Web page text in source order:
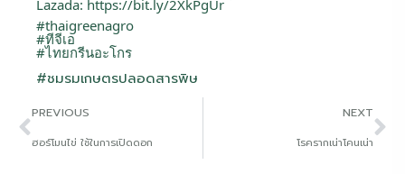
Lazada: https://bit.ly/2XkPgUr
#thaigreenagro
#ทีจีเอ
#ไทยกรีนอะโกร
#ชมรมเกษตรปลอดสารพิษ
PREVIOUS
ฮอร์โมนไข่ ใช้ในการเปิดดอก
NEXT
โรครากเน่าโคนเน่า